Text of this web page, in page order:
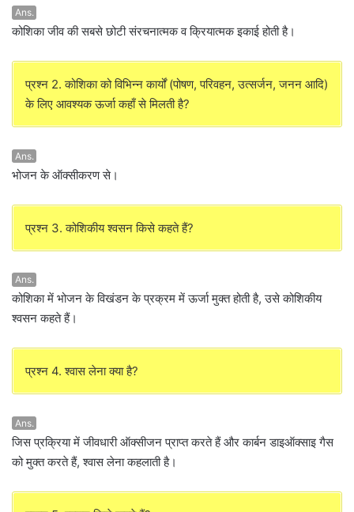
Ans.
कोशिका जीव की सबसे छोटी संरचनात्मक व क्रियात्मक इकाई होती है।
प्रश्न 2. कोशिका को विभिन्न कार्यों (पोषण, परिवहन, उत्सर्जन, जनन आदि)
के लिए आवश्यक ऊर्जा कहाँ से मिलती है?
Ans.
भोजन के ऑक्सीकरण से।
प्रश्न 3. कोशिकीय श्वसन किसे कहते हैं?
Ans.
कोशिका में भोजन के विखंडन के प्रक्रम में ऊर्जा मुक्त होती है, उसे कोशिकीय
श्वसन कहते हैं।
प्रश्न 4. श्वास लेना क्या है?
Ans.
जिस प्रक्रिया में जीवधारी ऑक्सीजन प्राप्त करते हैं और कार्बन डाइऑक्साइ गैस
को मुक्त करते हैं, श्वास लेना कहलाती है।